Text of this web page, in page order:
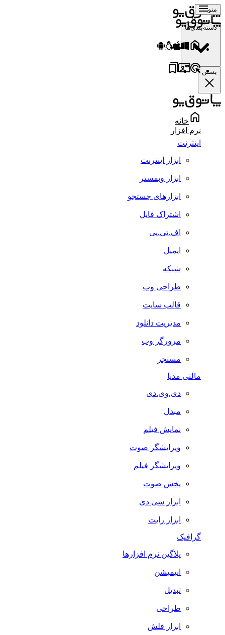
منو
دسته‌بندی‌ها
بستن
خانه
نرم افزار
اینترنت
ابزار اینترنت
ابزار وبمستر
ابزارهای جستجو
اشتراک فایل
اف.تی.پی
ایمیل
شبکه
طراحی وب
قالب سایت
مدیریت دانلود
مرورگر وب
مسنجر
مالتی مدیا
دی.وی.دی
مبدل
نمایش فیلم
ویرایشگر صوت
ویرایشگر فیلم
پخش صوت
ابزار سی دی
ابزار رایت
گرافیک
پلاگین نرم افزارها
انیمیشن
تبدیل
طراحی
ابزار فلش